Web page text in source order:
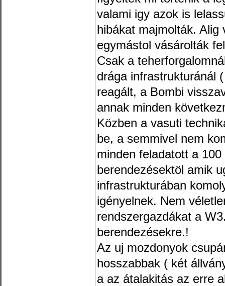
valami igy azok is
hibákat majmolták. Alig
egymástol vásárolták
Csak a
drága infrastrukturánál
reagált, a Bombi
annak minden
Közben a vasuti
be, a semmivel nem
minden feladatott a
berendezésektöl amik
infrastrukturában
igényelnek. Nem
rendszergazdákat a
berendezésekre.!
Az uj mozdonyok
hosszabbak ( két
a az átalakitás az erre